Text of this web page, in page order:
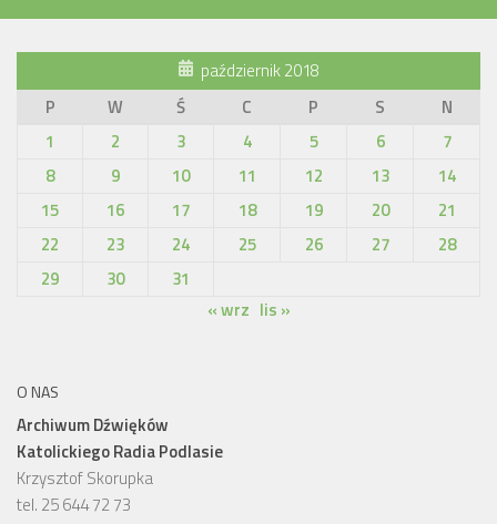
październik 2018
P
W Ś C P S
N
1
2 3 4 5 6
7
8
9 10 11 12 13
14
15
16 17 18 19 20
21
22
23 24 25 26 27
28
29
30
31
« wrz lis »
O NAS
Archiwum Dźwięków
Katolickiego Radia Podlasie
Krzysztof Skorupka
tel. 25 644 72 73